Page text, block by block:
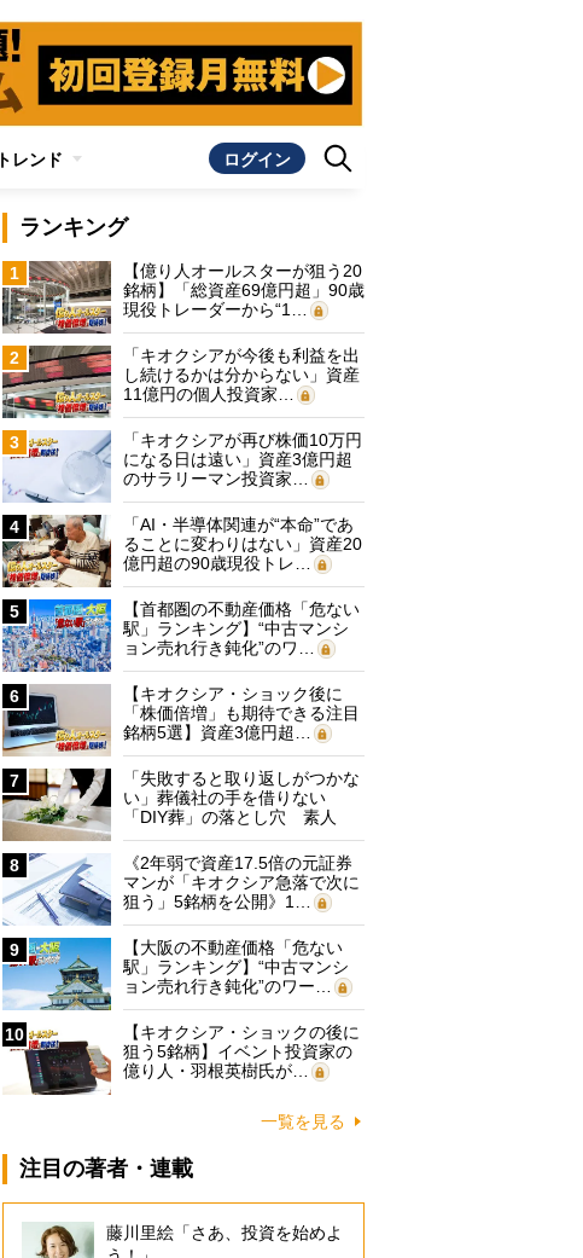
トレンド ログイン
ランキング
1
【億り人オールスターが狙う20
銘柄】「総資産69億円超」90歳
現役トレーダーから“1…
2
「キオクシアが今後も利益を出
し続けるかは分からない」資産
11億円の個人投資家…
3
「キオクシアが再び株価10万円
になる日は遠い」資産3億円超
のサラリーマン投資家…
4
「AI・半導体関連が“本命”であ
ることに変わりはない」資産20
億円超の90歳現役トレ…
5
【首都圏の不動産価格「危ない
駅」ランキング】“中古マンシ
ョン売れ行き鈍化”のワ…
6
【キオクシア・ショック後に
「株価倍増」も期待できる注目
銘柄5選】資産3億円超…
7
「失敗すると取り返しがつかな
い」葬儀社の手を借りない
「DIY葬」の落とし穴 素人
に…
8
《2年弱で資産17.5倍の元証券
マンが「キオクシア急落で次に
狙う」5銘柄を公開》1…
9
【大阪の不動産価格「危ない
駅」ランキング】“中古マンシ
ョン売れ行き鈍化”のワー…
10
【キオクシア・ショックの後に
狙う5銘柄】イベント投資家の
億り人・羽根英樹氏が…
一覧を見る
注目の著者・連載
藤川里絵「さあ、投資を始めよ